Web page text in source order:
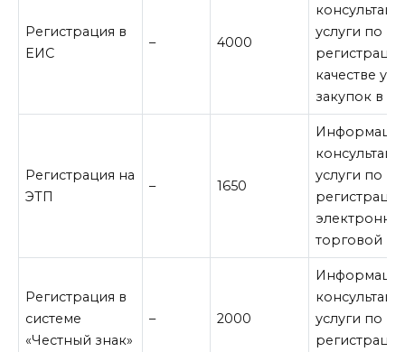
Регистрация в
ЕИС
– 4000
услуги по
качестве
закупок в
Регистрация на
ЭТП
– 1650
услуги по
торговой
Регистрация в
системе
«Честный знак»
– 2000
услуги по